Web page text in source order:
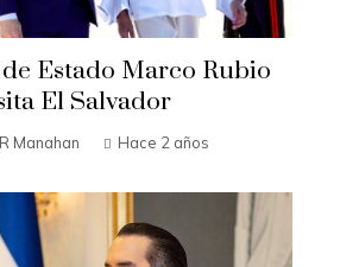
Estado Marco Rubio
El Salvador
Manahan Hace 2 años